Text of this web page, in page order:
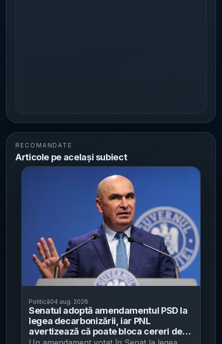
RECOMANDATE
Articole pe același subiect
Politică04 aug. 2026
Senatul adoptă amendamentul PSD la
legea decarbonizării, iar PNL
avertizează că poate bloca cereri de
plată din PNRR - liberalii invocă